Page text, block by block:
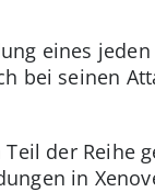
eines
bei seinen
der Reihe
in